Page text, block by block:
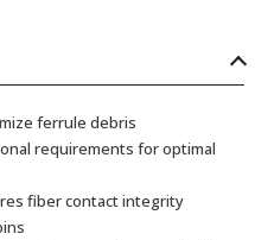
ferrule debris
requirements for optimal
fiber contact integrity